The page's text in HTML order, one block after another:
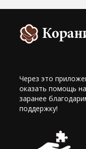
Через это
оказать помощь
заранее
поддержку!